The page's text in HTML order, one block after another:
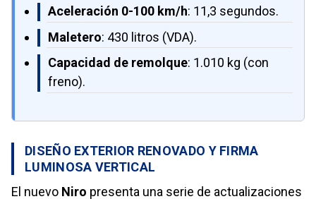
Aceleración 0-100 km/h: 11,3 segundos.
Maletero: 430 litros (VDA).
Capacidad de remolque: 1.010 kg (con
freno).
DISEÑO EXTERIOR RENOVADO Y FIRMA
LUMINOSA VERTICAL
El nuevo Niro presenta una serie de actualizaciones